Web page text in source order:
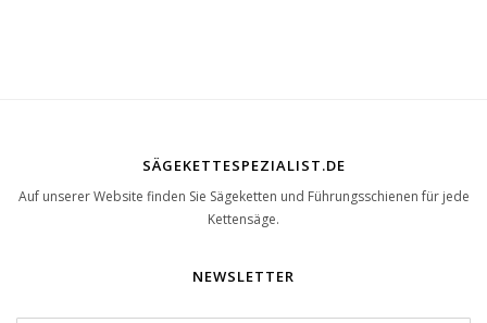
SÄGEKETTESPEZIALIST.DE
Auf unserer Website finden Sie Sägeketten und Führungsschienen für jede
Kettensäge.
NEWSLETTER